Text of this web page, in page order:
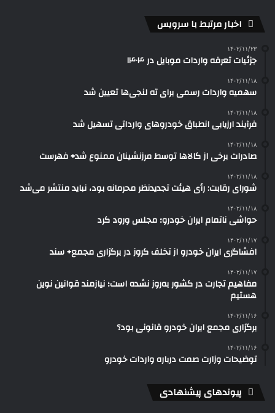
اخبار مرتبط با سرویس
۱۴۰۲/۱۱/۲۳
جزئیات تعرفه واردات موبایل در ۱۴۰۴
۱۴۰۲/۱۱/۱۸
سهمیه واردات رسمی برای ته لنجی‌ها تعیین شد
۱۴۰۲/۱۱/۱۸
فرآیند ارزیابی انطباق خودروهای وارداتی تسهیل شد
۱۴۰۲/۱۱/۱۸
صادرات برخی از کالاها توسط مرزنشینان ممنوع شد+ فهرست
۱۴۰۲/۱۱/۱۸
شورای رقابت: رأی هیئت تجدیدنظر محرمانه بود، نباید منتشر می‌شد
۱۴۰۲/۱۱/۱۸
حواشی ناتمام ایران خودرو؛ مجلس ورود کرد
۱۴۰۲/۱۱/۱۷
افشاگری ایران خودرو از تخلف کروز در برگزاری مجمع+ سند
۱۴۰۲/۱۱/۱۷
مفاهیم تجارت در کشور به‌روز نشده است؛ نیازمند قوانین نوین
هستیم
۱۴۰۲/۱۱/۱۶
برگزاری مجمع ایران خودرو قانونی بود؟
۱۴۰۲/۱۱/۱۶
توضیحات وزارت صمت درباره واردات خودرو
پیوندهای پیشنهادی